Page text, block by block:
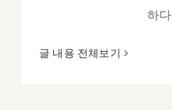
하다
글 내용 전체보기